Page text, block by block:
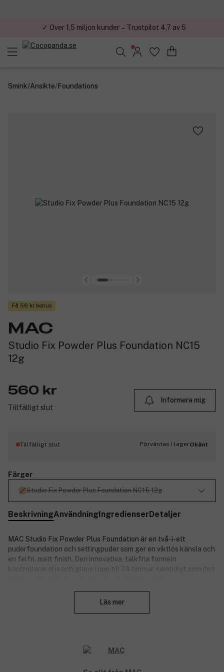
✓ Över 1,5 miljon kunder – Trustpilot 4,7 av 5
Sök bland 25.268 produkter..
Smink/Ansikte/Foundations
Få 56 kr bonus
MAC
Studio Fix Powder Plus Foundation NC15
12g
560 kr
Tillfälligt slut
Informera mig
Tillfälligt slut Förväntas i lagerOkänt
Färger
Studio Fix Powder Plus Foundation NC15 12g
BeskrivningAnvändningIngredienserDetaljer
MAC Studio Fix Powder Plus Foundation är en två-i-ett
puderfoundation och settingpuder som ger en viktlös känsla och
en felfri, matt finish. Den innovativa, talkfria formeln
kontrollerar olja och glans i upp till 24 timmar, samtidigt som den
Formeln är berikad med:
Läs mer